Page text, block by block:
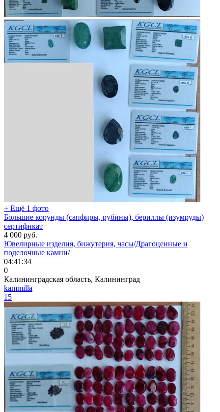
+ Ещё 1 фото
Большие корунды (сапфиры, рубины), бериллы (изумруды)
сертификат
4 000 руб.
Ювелирные изделия, бижутерия, часы/Драгоценные и
поделочные камни/
04:41:34
0
Калининградская область, Калининград
kammilla
15